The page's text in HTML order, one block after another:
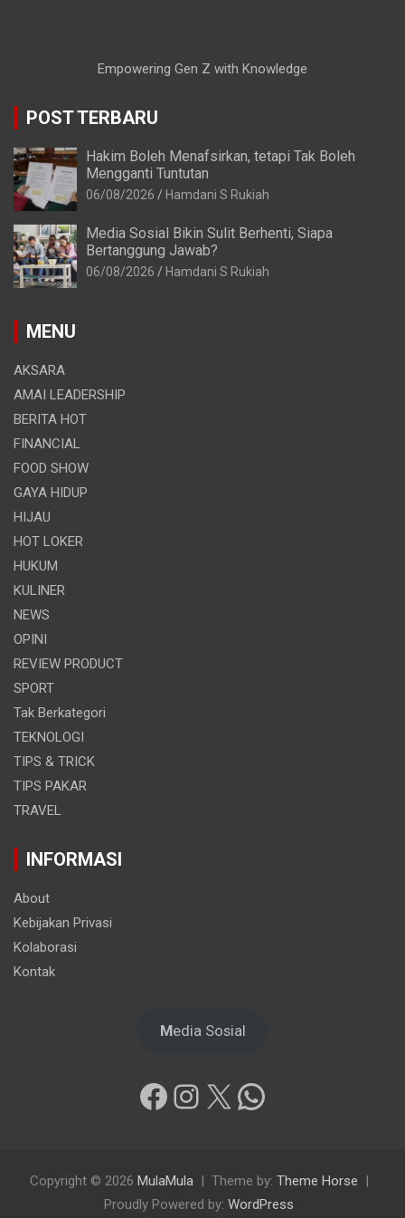
Empowering Gen Z with Knowledge
POST TERBARU
Hakim Boleh Menafsirkan, tetapi Tak Boleh
Mengganti Tuntutan
06/08/2026 Hamdani S Rukiah
Media Sosial Bikin Sulit Berhenti, Siapa
Bertanggung Jawab?
06/08/2026 Hamdani S Rukiah
MENU
AKSARA
AMAI LEADERSHIP
BERITA HOT
FINANCIAL
FOOD SHOW
GAYA HIDUP
HIJAU
HOT LOKER
HUKUM
KULINER
NEWS
OPINI
REVIEW PRODUCT
SPORT
Tak Berkategori
TEKNOLOGI
TIPS & TRICK
TIPS PAKAR
TRAVEL
INFORMASI
About
Kebijakan Privasi
Kolaborasi
Kontak
Media Sosial
Facebook
Instagram
X WhatsApp
Copyright © 2026 MulaMula Theme by: Theme Horse
Proudly Powered by: WordPress